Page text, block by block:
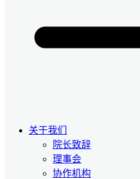
关于我们
院长致辞
理事会
协作机构